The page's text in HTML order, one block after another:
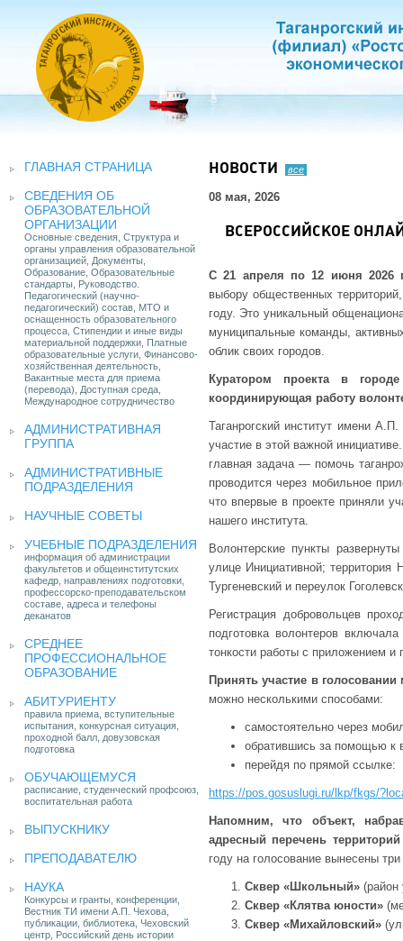
ГЛАВНАЯ СТРАНИЦА
СВЕДЕНИЯ ОБ
ОБРАЗОВАТЕЛЬНОЙ
ОРГАНИЗАЦИИ
Основные сведения, Структура и
органы управления образовательной
организацией, Документы,
Образование, Образовательные
стандарты, Руководство.
Педагогический (научно-
педагогический) состав, МТО и
оснащенность образовательного
процесса, Стипендии и иные виды
материальной поддержки, Платные
образовательные услуги, Финансово-
хозяйственная деятельность,
Вакантные места для приема
(перевода), Доступная среда,
Международное сотрудничество
АДМИНИСТРАТИВНАЯ
ГРУППА
АДМИНИСТРАТИВНЫЕ
ПОДРАЗДЕЛЕНИЯ
НАУЧНЫЕ СОВЕТЫ
УЧЕБНЫЕ ПОДРАЗДЕЛЕНИЯ
информация об администрации
факультетов и общеинститутских
кафедр, направлениях подготовки,
профессорско-преподавательском
составе, адреса и телефоны
деканатов
СРЕДНЕЕ
ПРОФЕССИОНАЛЬНОЕ
ОБРАЗОВАНИЕ
АБИТУРИЕНТУ
правила приема, вступительные
испытания, конкурсная ситуация,
проходной балл, довузовская
подготовка
ОБУЧАЮЩЕМУСЯ
расписание, студенческий профсоюз,
воспитательная работа
ВЫПУСКНИКУ
ПРЕПОДАВАТЕЛЮ
НАУКА
Конкурсы и гранты, конференции,
Вестник ТИ имени А.П. Чехова,
публикации, библиотека, Чеховский
центр, Российский день истории
НОВОСТИ все
08 мая, 2026
ВСЕРОССИЙСКОЕ
С 21 апреля по 12 июня 2026
выбору общественных
году. Это уникальный
муниципальные команды,
облик своих городов.
Куратором проекта в городе
координирующая работу
Таганрогский институт имени
участие в этой важной
главная задача — помочь
проводится через мобильное
что впервые в проекте приняли
нашего института.
Волонтерские пункты
улице Инициативной; территория
Тургеневский и переулок
Регистрация добровольцев
подготовка волонтеров
тонкости работы с приложением
Принять участие в голосовании
можно несколькими способами:
самостоятельно через
обратившись за помощью к
перейдя по прямой ссылке:
https://pos.gosuslugi.ru/lkp/fkgs/
Напомним, что объект,
адресный перечень
году на голосование вынесены
Сквер «Школьный» (район
Сквер «Клятва юности»
Сквер «Михайловский»